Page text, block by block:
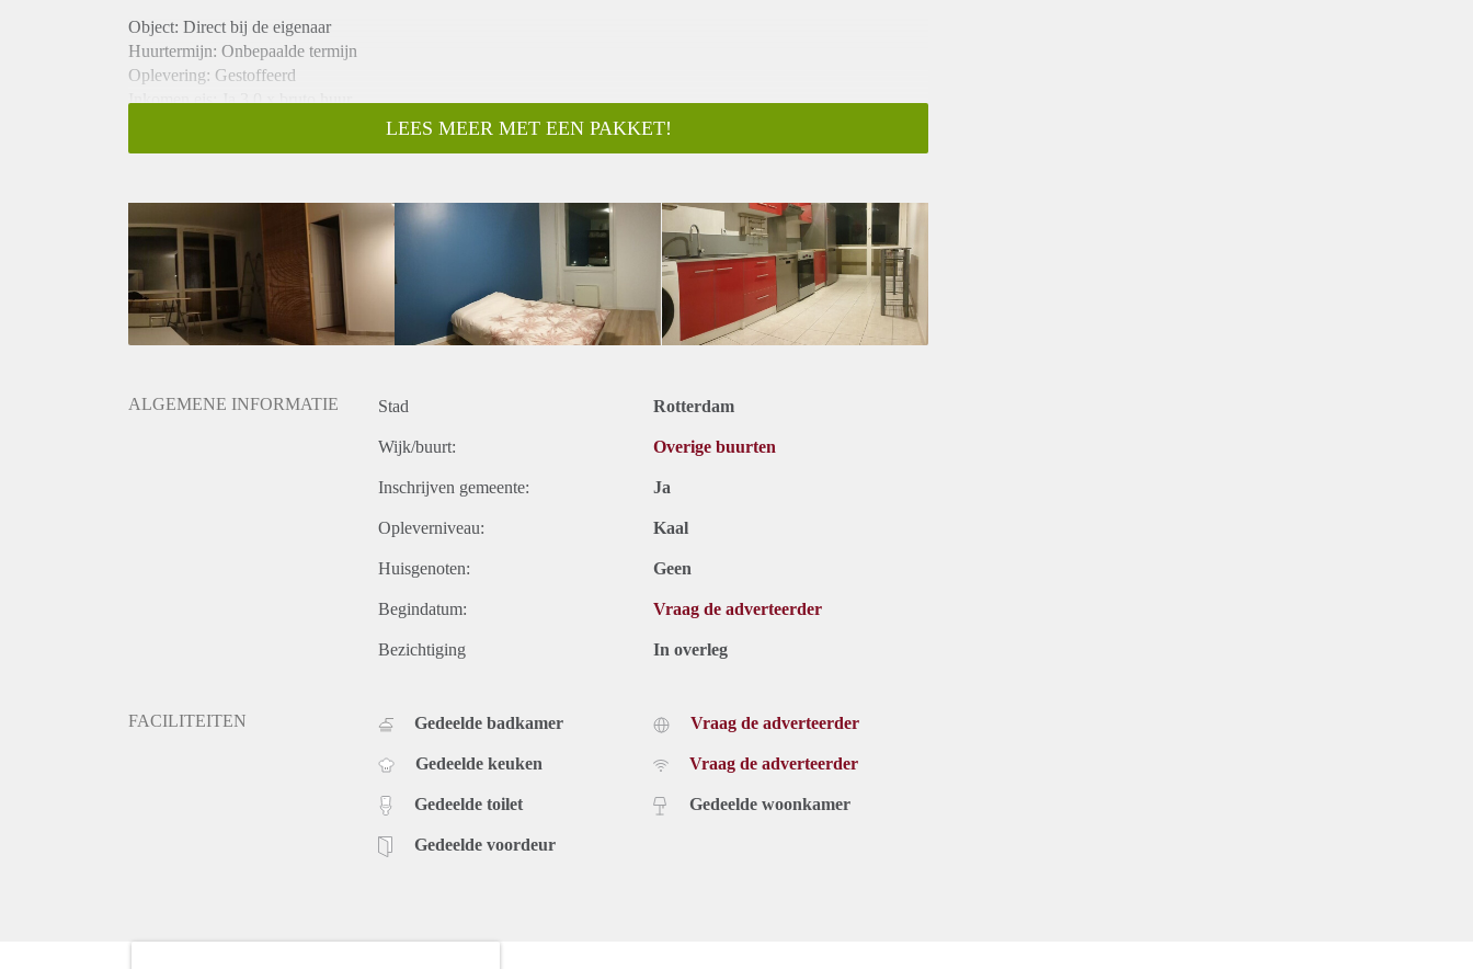
Object: Direct bij de eigenaar
Huurtermijn: Onbepaalde termijn
Oplevering: Gestoffeerd
Inkomen eis: Ja 3,0 x bruto huur
Borg: 1 maand
Gedeelde keuken: Nee
Gedeelde Douche: Nee
Gedeelde woonkamer: Nee
Huisgenoten: Nee
Geslacht huisgenoten: N.v.t.
LEES MEER MET EEN PAKKET!
ALGEMENE INFORMATIE Stad Rotterdam
Wijk/buurt: Overige buurten
Inschrijven gemeente: Ja
Opleverniveau: Kaal
Huisgenoten: Geen
Begindatum: Vraag de adverteerder
Bezichtiging In overleg
FACILITEITEN Gedeelde badkamer
Gedeelde keuken
Gedeelde toilet
Gedeelde voordeur
Vraag de adverteerder
Vraag de adverteerder
Gedeelde woonkamer